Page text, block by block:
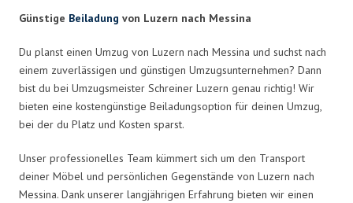
Günstige Beiladung von Luzern nach Messina
Du planst einen Umzug von Luzern nach Messina und suchst nach
einem zuverlässigen und günstigen Umzugsunternehmen? Dann
bist du bei Umzugsmeister Schreiner Luzern genau richtig! Wir
bieten eine kostengünstige Beiladungsoption für deinen Umzug,
bei der du Platz und Kosten sparst.
Unser professionelles Team kümmert sich um den Transport
deiner Möbel und persönlichen Gegenstände von Luzern nach
Messina. Dank unserer langjährigen Erfahrung bieten wir einen